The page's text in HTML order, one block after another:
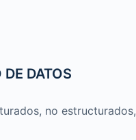
DATOS
no estructurados,